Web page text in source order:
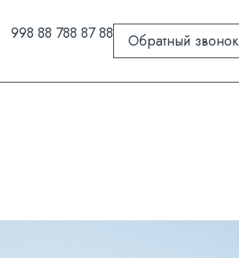
998 88 788 87 88 Обратный звонок